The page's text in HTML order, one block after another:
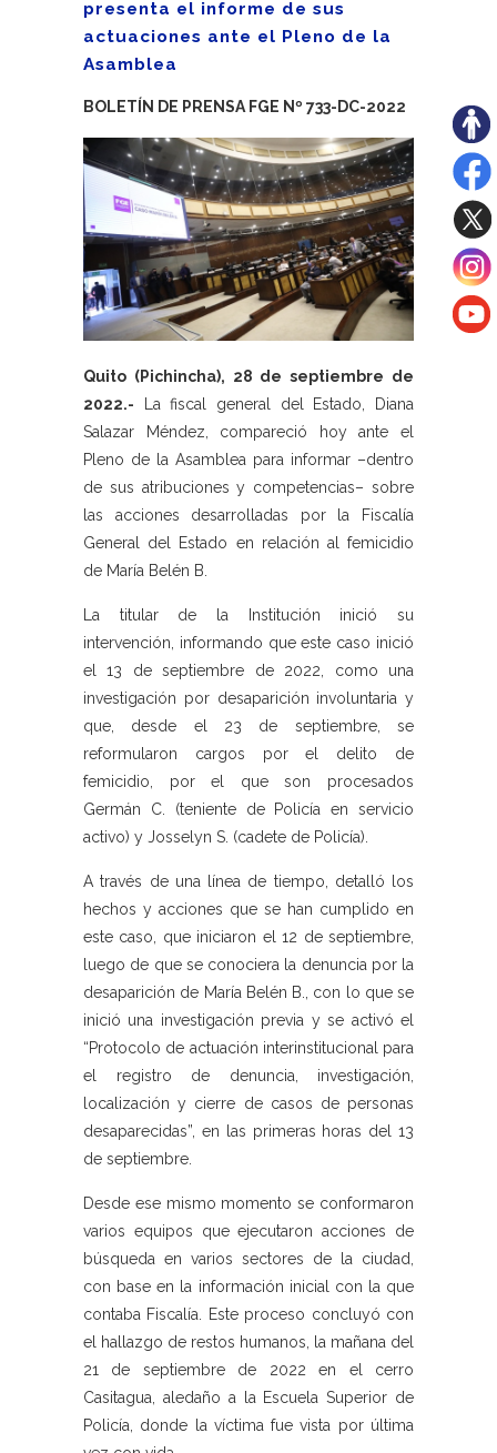
presenta el informe de sus
actuaciones ante el Pleno de la
Asamblea
BOLETÍN DE PRENSA FGE Nº 733-DC-2022
Quito (Pichincha), 28 de septiembre de
2022.- La fiscal general del Estado, Diana
Salazar Méndez, compareció hoy ante el
Pleno de la Asamblea para informar –dentro
de sus atribuciones y competencias– sobre
las acciones desarrolladas por la Fiscalía
General del Estado en relación al femicidio
de María Belén B.
La titular de la Institución inició su
intervención, informando que este caso inició
el 13 de septiembre de 2022, como una
investigación por desaparición involuntaria y
que, desde el 23 de septiembre, se
reformularon cargos por el delito de
femicidio, por el que son procesados
Germán C. (teniente de Policía en servicio
activo) y Josselyn S. (cadete de Policía).
A través de una línea de tiempo, detalló los
hechos y acciones que se han cumplido en
este caso, que iniciaron el 12 de septiembre,
luego de que se conociera la denuncia por la
desaparición de María Belén B., con lo que se
inició una investigación previa y se activó el
“Protocolo de actuación interinstitucional para
el registro de denuncia, investigación,
localización y cierre de casos de personas
desaparecidas”, en las primeras horas del 13
de septiembre.
Desde ese mismo momento se conformaron
varios equipos que ejecutaron acciones de
búsqueda en varios sectores de la ciudad,
con base en la información inicial con la que
contaba Fiscalía. Este proceso concluyó con
el hallazgo de restos humanos, la mañana del
21 de septiembre de 2022 en el cerro
Casitagua, aledaño a la Escuela Superior de
Policía, donde la víctima fue vista por última